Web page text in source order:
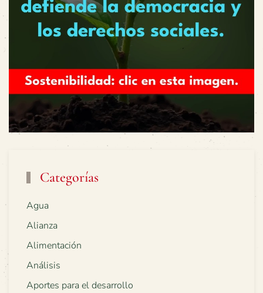
Categorías
Agua
Alianza
Alimentación
Análisis
Aportes para el desarrollo